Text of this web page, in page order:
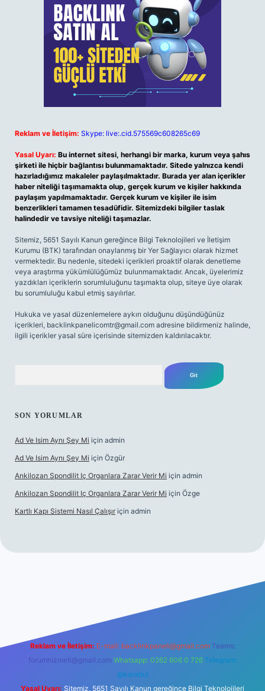
Reklam ve İletişim: Skype: live:.cid.575569c608265c69
Yasal Uyarı: Bu internet sitesi, herhangi bir marka, kurum veya şahıs
şirketi ile hiçbir bağlantısı bulunmamaktadır. Sitede yalnızca kendi
hazırladığımız makaleler paylaşılmaktadır. Burada yer alan içerikler
haber niteliği taşımamakta olup, gerçek kurum ve kişiler hakkında
paylaşım yapılmamaktadır. Gerçek kurum ve kişiler ile isim
benzerlikleri tamamen tesadüfidir. Sitemizdeki bilgiler taslak
halindedir ve tavsiye niteliği taşımazlar.
Sitemiz, 5651 Sayılı Kanun gereğince Bilgi Teknolojileri ve İletişim
Kurumu (BTK) tarafından onaylanmış bir Yer Sağlayıcı olarak hizmet
vermektedir. Bu nedenle, sitedeki içerikleri proaktif olarak denetleme
veya araştırma yükümlülüğümüz bulunmamaktadır. Ancak, üyelerimiz
yazdıkları içeriklerin sorumluluğunu taşımakta olup, siteye üye olarak
bu sorumluluğu kabul etmiş sayılırlar.
Hukuka ve yasal düzenlemelere aykırı olduğunu düşündüğünüz
içerikleri, backlinkpanelicomtr@gmail.com adresine bildirmeniz halinde,
ilgili içerikler yasal süre içerisinde sitemizden kaldırılacaktır.
SON YORUMLAR
Ad Ve Isim Aynı Şey Mi için admin
Ad Ve Isim Aynı Şey Mi için Özgür
Ankilozan Spondilit Iç Organlara Zarar Verir Mi için admin
Ankilozan Spondilit Iç Organlara Zarar Verir Mi için Özge
Kartlı Kapı Sistemi Nasıl Çalışır için admin
Reklam ve İletişim: E-mail: backlinkpaneli@gmail.com Teams:
forumhizmeti@gmail.com Whatsapp: 0262 606 0 726 Telegram:
@karabul
Yasal Uyarı: Sitemiz, 5651 Sayılı Kanun gereğince Bilgi Teknolojileri